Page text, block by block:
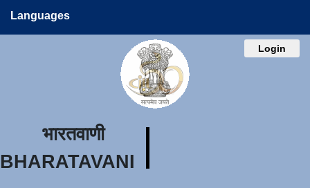
Languages
Login
भारतवाणी
BHARATAVANI